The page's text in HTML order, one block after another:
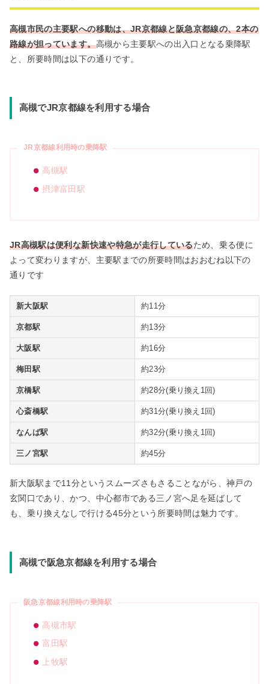
高槻市民の主要駅への移動は、JR京都線と阪急京都線の、2本の
路線が担っています。高槻から主要駅への出入口となる乗降駅
と、所要時間は以下の通りです。
高槻でJR京都線を利用する場合
JR京都線利用時の乗降駅
高槻駅
摂津富田駅
JR高槻駅は便利な新快速や特急が走行しているため、乗る便に
よって変わりますが、主要駅までの所要時間はおおむね以下の
通りです
新大阪駅 約11分
京都駅 約13分
大阪駅 約16分
梅田駅 約23分
京橋駅 約28分(乗り換え1回)
心斎橋駅 約31分(乗り換え1回)
なんば駅 約32分(乗り換え1回)
三ノ宮駅 約45分
新大阪駅まで11分というスムーズさもさることながら、神戸の
玄関口であり、かつ、中心都市である三ノ宮へ足を延ばして
も、乗り換えなしで行ける45分という所要時間は魅力です。
高槻で阪急京都線を利用する場合
阪急京都線利用時の乗降駅
高槻市駅
富田駅
上牧駅